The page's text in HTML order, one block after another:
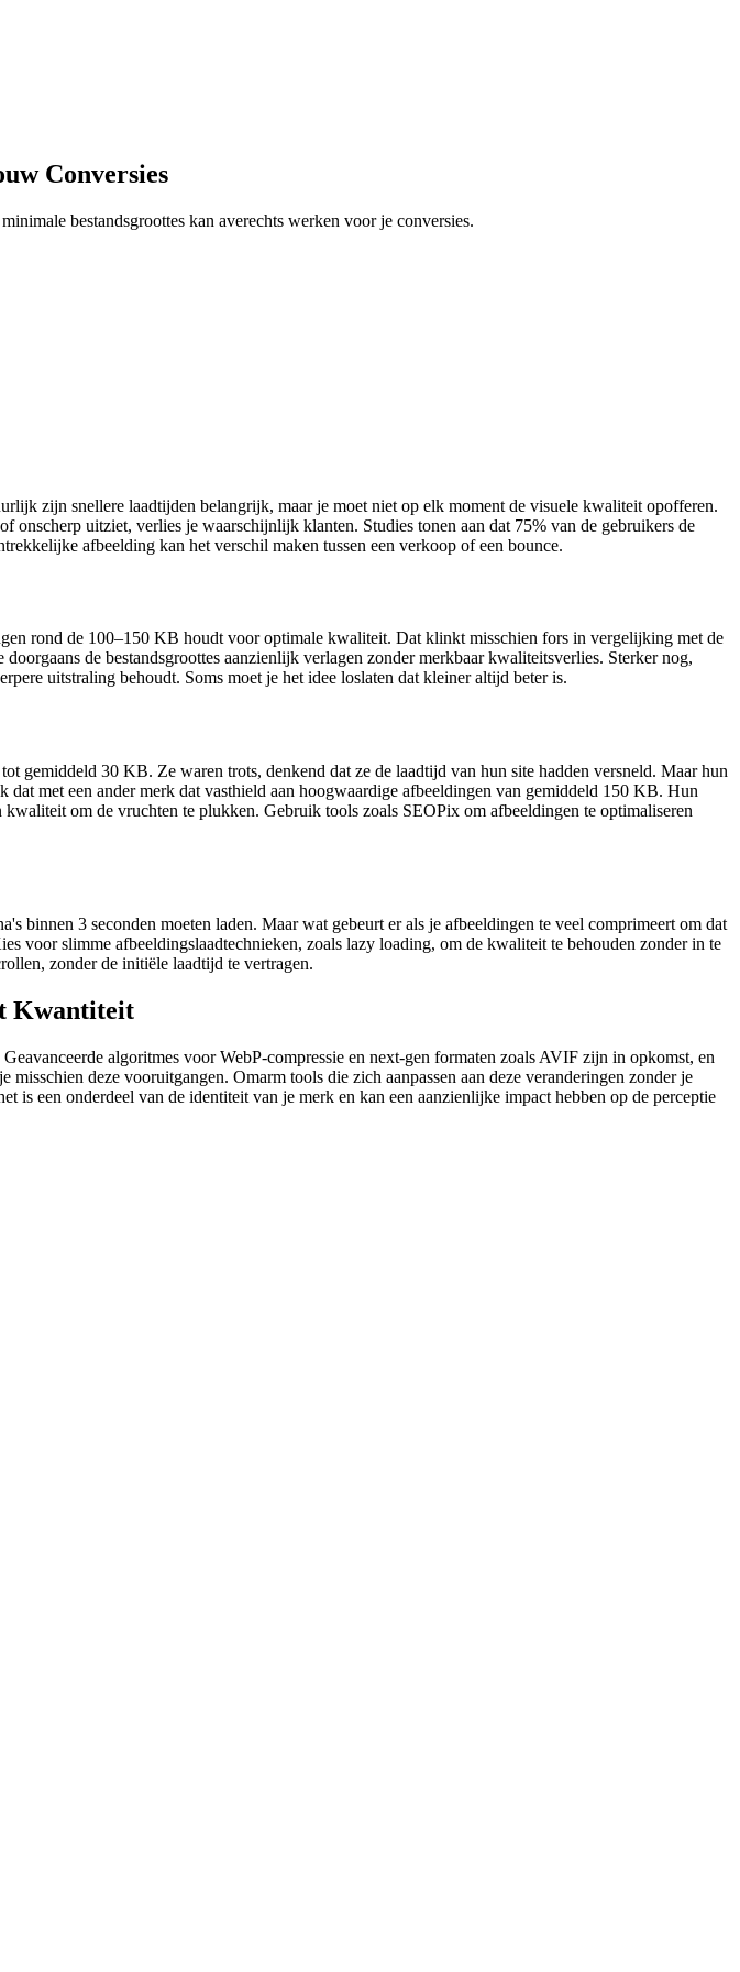
Conversies
bestandsgroottes kan averechts werken voor je conversies.
zijn snellere laadtijden belangrijk, maar je moet niet op elk moment de visuele kwaliteit opofferen.
uitziet, verlies je waarschijnlijk klanten. Studies tonen aan dat 75% van de gebruikers de
afbeelding kan het verschil maken tussen een verkoop of een bounce.
rond de 100–150 KB houdt voor optimale kwaliteit. Dat klinkt misschien fors in vergelijking met de
de bestandsgroottes aanzienlijk verlagen zonder merkbaar kwaliteitsverlies. Sterker nog,
uitstraling behoudt. Soms moet je het idee loslaten dat kleiner altijd beter is.
gemiddeld 30 KB. Ze waren trots, denkend dat ze de laadtijd van hun site hadden versneld. Maar hun
met een ander merk dat vasthield aan hoogwaardige afbeeldingen van gemiddeld 150 KB. Hun
om de vruchten te plukken. Gebruik tools zoals SEOPix om afbeeldingen te optimaliseren
binnen 3 seconden moeten laden. Maar wat gebeurt er als je afbeeldingen te veel comprimeert om dat
voor slimme afbeeldingslaadtechnieken, zoals lazy loading, om de kwaliteit te behouden zonder in te
zonder de initiële laadtijd te vertragen.
Kwantiteit
algoritmes voor WebP-compressie en next-gen formaten zoals AVIF zijn in opkomst, en
deze vooruitgangen. Omarm tools die zich aanpassen aan deze veranderingen zonder je
is een onderdeel van de identiteit van je merk en kan een aanzienlijke impact hebben op de perceptie